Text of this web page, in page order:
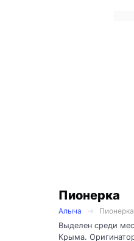
Пионерка
Алыча
Выделен среди
Крыма.